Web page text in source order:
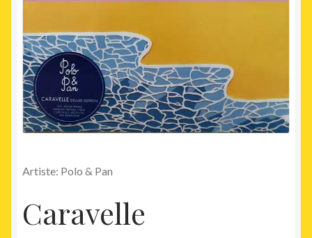
Artiste: Polo & Pan
Caravelle